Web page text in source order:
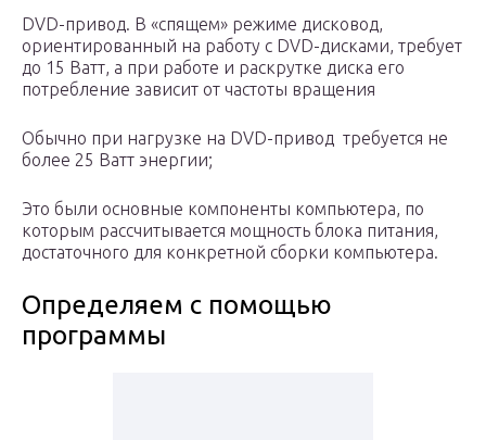
DVD-привод. В «спящем» режиме дисковод,
ориентированный на работу с DVD-дисками, требует
до 15 Ватт, а при работе и раскрутке диска его
потребление зависит от частоты вращения
Обычно при нагрузке на DVD-привод требуется не
более 25 Ватт энергии;
Это были основные компоненты компьютера, по
которым рассчитывается мощность блока питания,
достаточного для конкретной сборки компьютера.
Определяем с помощью
программы